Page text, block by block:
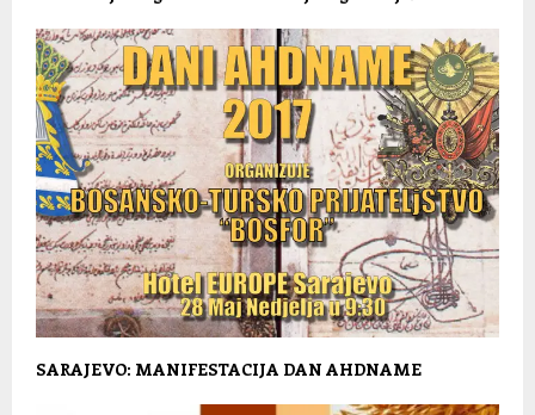
SARAJEVO: MANIFESTACIJA DAN AHDNAME